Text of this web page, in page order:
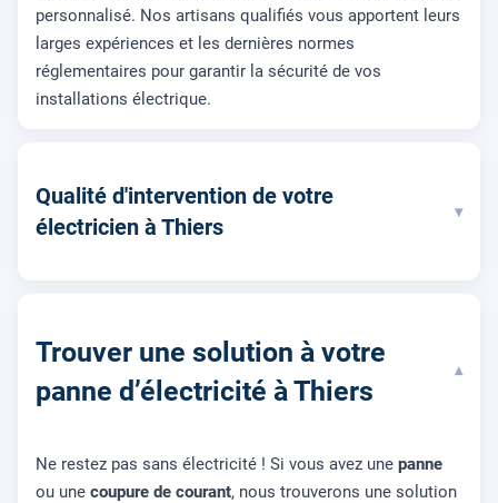
personnalisé. Nos artisans qualifiés vous apportent leurs
larges expériences et les dernières normes
réglementaires pour garantir la sécurité de vos
installations électrique.
Qualité d'intervention de votre
électricien à Thiers
▾
Trouver une solution à votre
panne d’électricité à Thiers
▾
Ne restez pas sans électricité ! Si vous avez une panne
ou une coupure de courant, nous trouverons une solution